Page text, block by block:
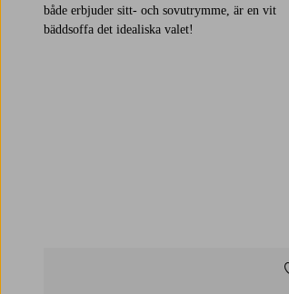
både erbjuder sitt- och sovutrymme, är en vit
bäddsoffa det idealiska valet!